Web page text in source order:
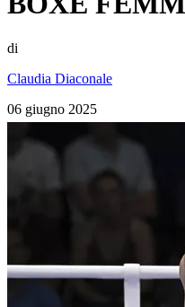
di
Claudia Diaconale
06 giugno 2025